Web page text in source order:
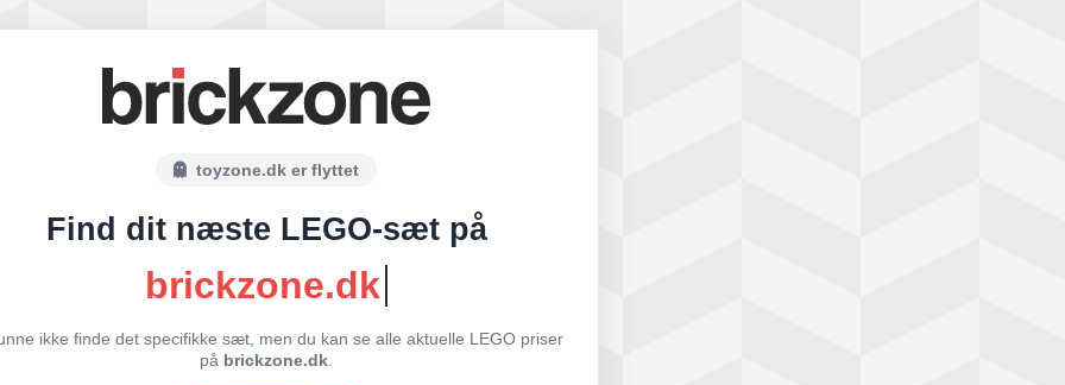
toyzone.dk er flyttet
Find dit næste LEGO-sæt på
brickzone.dk
ikke finde det specifikke sæt, men du kan se alle aktuelle LEGO priser
på brickzone.dk.